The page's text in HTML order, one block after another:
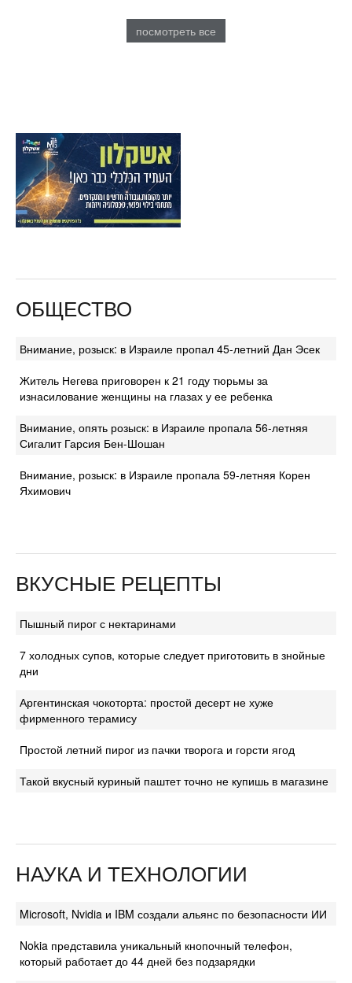
посмотреть все
ОБЩЕСТВО
Внимание, розыск: в Израиле пропал 45-летний Дан Эсек
Житель Негева приговорен к 21 году тюрьмы за
изнасилование женщины на глазах у ее ребенка
Внимание, опять розыск: в Израиле пропала 56-летняя
Сигалит Гарсия Бен-Шошан
Внимание, розыск: в Израиле пропала 59-летняя Корен
Яхимович
ВКУСНЫЕ РЕЦЕПТЫ
Пышный пирог с нектаринами
7 холодных супов, которые следует приготовить в знойные
дни
Аргентинская чокоторта: простой десерт не хуже
фирменного терамису
Простой летний пирог из пачки творога и горсти ягод
Такой вкусный куриный паштет точно не купишь в магазине
НАУКА И ТЕХНОЛОГИИ
Microsoft, Nvidia и IBM создали альянс по безопасности ИИ
Nokia представила уникальный кнопочный телефон,
который работает до 44 дней без подзарядки